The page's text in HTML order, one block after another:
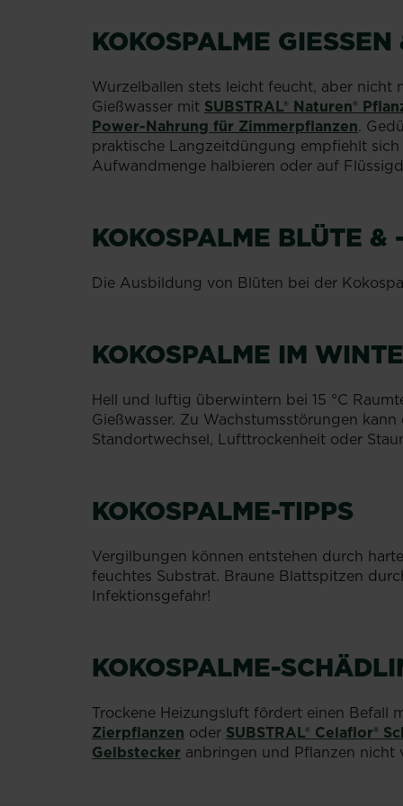
KOKOSPALME GIESSEN
Wurzelballen stets leicht feucht, aber
Gießwasser mit SUBSTRAL® Naturen®
Power-Nahrung für Zimmerpflanzen.
praktische Langzeitdüngung empfiehlt sich
Aufwandmenge halbieren oder auf
KOKOSPALME BLÜTE &
Die Ausbildung von Blüten bei der
KOKOSPALME IM
Hell und luftig überwintern bei 15 °C
Gießwasser. Zu Wachstumsstörungen
Standortwechsel, Lufttrockenheit oder
KOKOSPALME-TIPPS
Vergilbungen können entstehen durch
feuchtes Substrat. Braune Blattspitzen
Infektionsgefahr!
KOKOSPALME-
Trockene Heizungsluft fördert einen Befall
Zierpflanzen oder SUBSTRAL® Celaflor®
Gelbstecker anbringen und Pflanzen nicht